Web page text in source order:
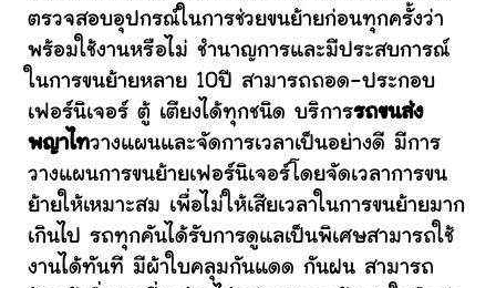
ตรวจสอบอุปกรณ์ในการช่วยขนย้ายก่อนทุกครั้งว่า
พร้อมใช้งานหรือไม่ ชำนาญการและมีประสบการณ์
ในการขนย้ายหลาย 10ปี สามารถถอด-ประกอบ
เฟอร์นิเจอร์ ตู้ เตียงได้ทุกชนิด บริการรถขนส่ง
พญาไทวางแผนและจัดการเวลาเป็นอย่างดี มีการ
วางแผนการขนย้ายเฟอร์นิเจอร์โดยจัดเวลาการขน
ย้ายให้เหมาะสม เพื่อไม่ให้เสียเวลาในการขนย้ายมาก
เกินไป รถทุกคันได้รับการดูแลเป็นพิเศษสามารถใช้
งานได้ทันที มีผ้าใบคลุมกันแดด กันฝน สามารถ